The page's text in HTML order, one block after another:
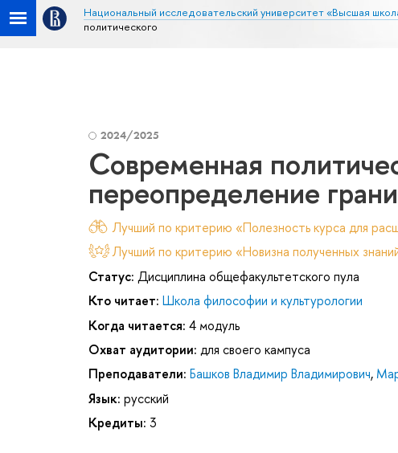
Национальный исследовательский университет «Высшая
политического
2024/2025
Современная
переопределение
Лучший по критерию «Полезность курса для
Лучший по критерию «Новизна полученных
Статус: Дисциплина общефакультетского пула
Кто читает: Школа философии и культурологии
Когда читается: 4 модуль
Охват аудитории: для своего кампуса
Преподаватели: Башков Владимир Владимирович,
Язык: русский
Кредиты: 3